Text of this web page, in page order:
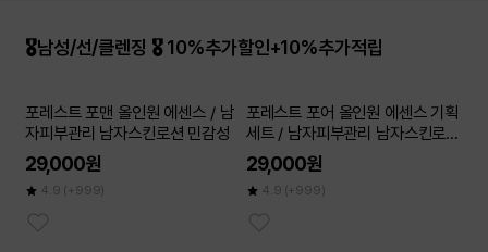
🎖️남성/선/클렌징 🎖️ 10%추가할인+10%추가적립
포레스트 포맨 올인원 에센스 / 남
자피부관리 남자스킨로션 민감성
29,000원
4.9 (+999)
포레스트 포어 올인원 에센스 기획
세트 / 남자피부관리 남자스킨로션
민감성
29,000원
4.9 (+999)